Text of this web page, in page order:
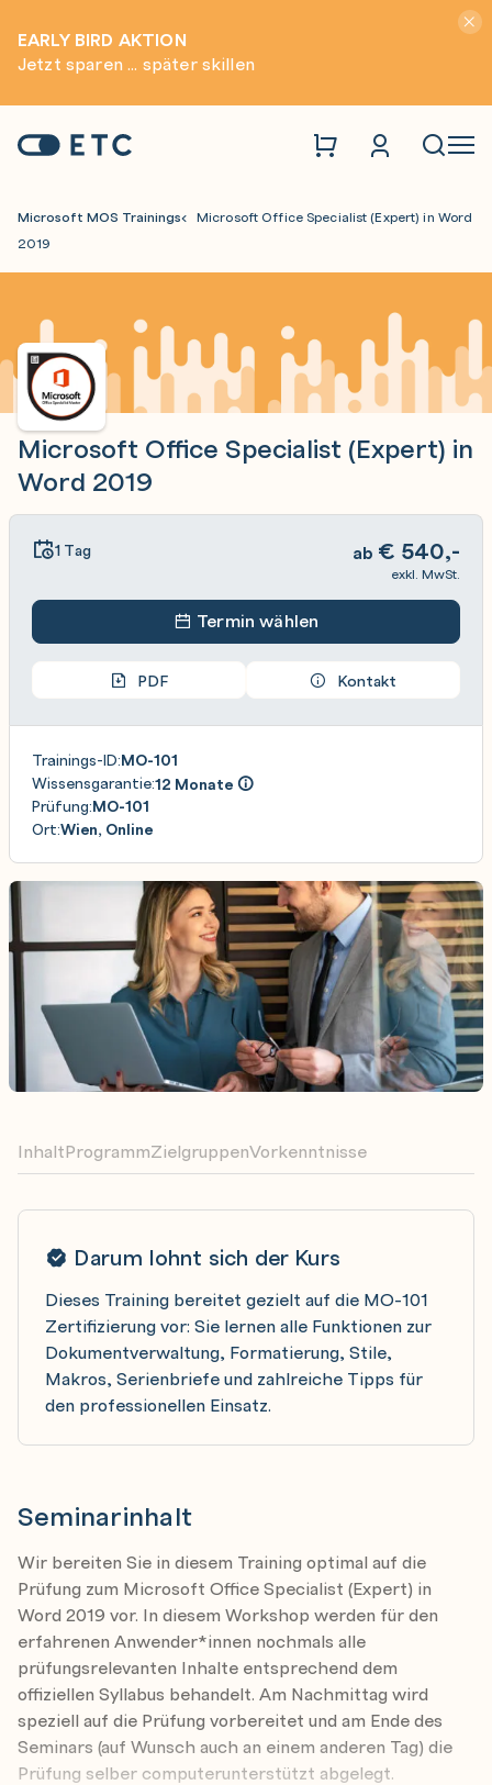
EARLY BIRD AKTION
Jetzt sparen ... später skillen
Startseite: ETC
Microsoft MOS Trainings
Microsoft Office Specialist (Expert) in Word
2019
Microsoft Office Specialist (Expert) in
Word 2019
Darum lohnt sich der Kurs
Dieses Training bereitet gezielt auf die MO-101
Zertifizierung vor: Sie lernen alle Funktionen zur
Dokumentverwaltung, Formatierung, Stile,
Makros, Serienbriefe und zahlreiche Tipps für
den professionellen Einsatz.
Seminarinhalt
Wir bereiten Sie in diesem Training optimal auf die
Prüfung zum Microsoft Office Specialist (Expert) in
Word 2019 vor. In diesem Workshop werden für den
erfahrenen Anwender*innen nochmals alle
prüfungsrelevanten Inhalte entsprechend dem
offiziellen Syllabus behandelt. Am Nachmittag wird
speziell auf die Prüfung vorbereitet und am Ende des
Seminars (auf Wunsch auch an einem anderen Tag) die
Prüfung selber computerunterstützt abgelegt.
InhaltProgrammZielgruppenVorkenntnisse
1 Tag ab € 540,-
exkl. MwSt.
Termin wählen
PDF Kontakt
Trainings-ID:MO-101
Wissensgarantie:12 Monate
Prüfung:MO-101
Ort:Wien, Online